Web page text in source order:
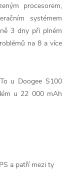
procesorem,
systémem
3 dny při plném
na 8 a více
u Doogee S100
u 22 000 mAh
a patří mezi ty